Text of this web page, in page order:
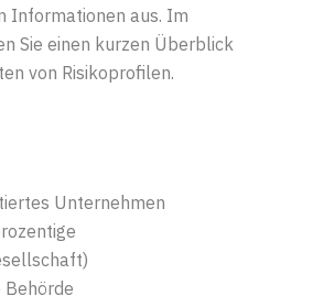
Informationen aus. Im
Sie einen kurzen Überblick
von Risikoprofilen.
Unternehmen